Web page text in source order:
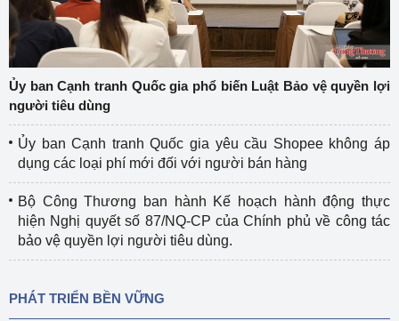
Ủy ban Cạnh tranh Quốc gia phổ biến Luật Bảo vệ quyền lợi
người tiêu dùng
Ủy ban Cạnh tranh Quốc gia yêu cầu Shopee không áp
dụng các loại phí mới đối với người bán hàng
Bộ Công Thương ban hành Kế hoạch hành động thực
hiện Nghị quyết số 87/NQ-CP của Chính phủ về công tác
bảo vệ quyền lợi người tiêu dùng.
PHÁT TRIỂN BỀN VỮNG